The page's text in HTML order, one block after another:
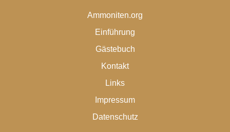
Ammoniten.org
Einführung
Gästebuch
Kontakt
Links
Impressum
Datenschutz